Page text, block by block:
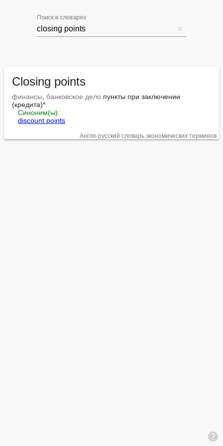
Поиск в словарях
Closing points
финансы банковское дело пункты при заключении
(кредита)*
Синоним(ы):
discount points
Англо-русский словарь экономических терминов